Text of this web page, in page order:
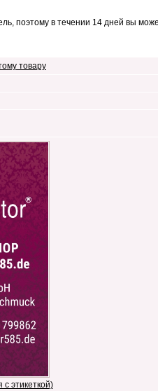
поэтому в течении 14 дней вы
товару
с этикеткой)